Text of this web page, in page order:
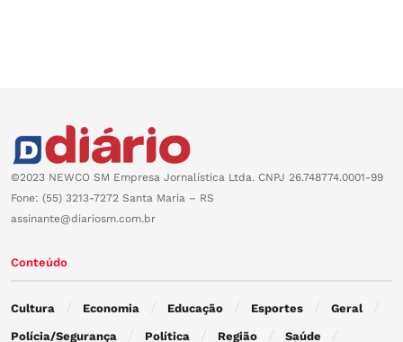
©2023 NEWCO SM Empresa Jornalística Ltda. CNPJ 26.748774.0001-99
Fone: (55) 3213-7272 Santa Maria – RS
assinante@diariosm.com.br
Conteúdo
Cultura Economia Educação Esportes Geral
Polícia/Segurança Política Região Saúde